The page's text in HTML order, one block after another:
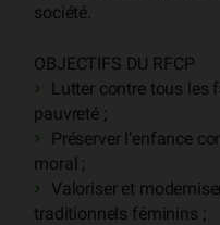
société.
OBJECTIFS DU RFCP
Lutter contre tous les
pauvreté ;
Préserver l’enfance
moral ;
Valoriser et
traditionnels féminins ;